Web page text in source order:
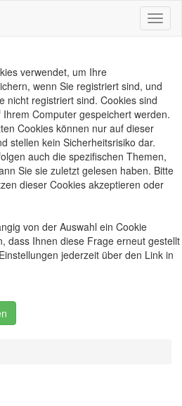
verwendet, um Ihre
wenn Sie registriert sind, und
nicht registriert sind. Cookies sind
Computer gespeichert werden.
Cookies können nur auf dieser
stellen kein Sicherheitsrisiko dar.
auch die spezifischen Themen,
Sie sie zuletzt gelesen haben. Bitte
dieser Cookies akzeptieren oder
von der Auswahl ein Cookie
dass Ihnen diese Frage erneut gestellt
jederzeit über den Link in